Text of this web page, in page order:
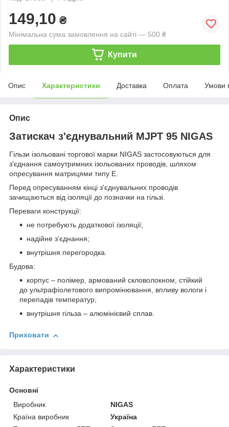
149,10 ₴
Мінімальна сума замовлення на сайті — 500 ₴
Купити
Опис Характеристики Доставка Оплата Умови
Опис
Затискач з'єднувальний MJPT 95 NIGAS
Гільзи ізольовані торгової марки NIGAS застосовуються для
з'єднання самоутримних ізольованих проводів, шляхом
опресування матрицями типу Е.
Перед опресуванням кінці з'єднувальних проводів
зачищаються від ізоляції до позначки на гільзі.
Переваги конструкції:
не потребують додаткової ізоляції;
надійне з’єднання;
внутрішня перегородка.
Будова:
корпус – полімер, армований скловолокном, стійкий
до ультрафіолетового випромінювання, впливу вологи і
перепадів температур;
внутрішня гільза – алюмінієвий сплав.
Приховати
Характеристики
Основні
Виробник
NIGAS
Країна виробник
Україна